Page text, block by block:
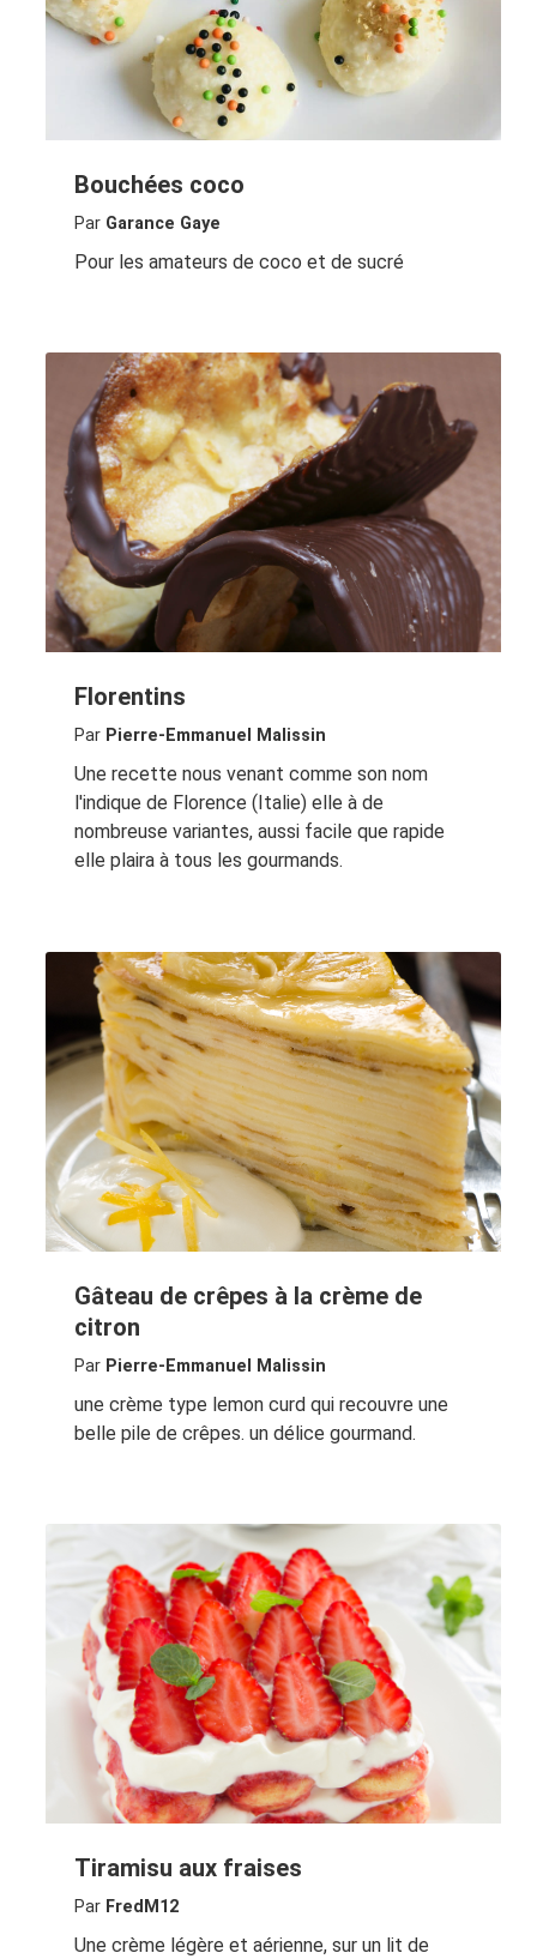
Bouchées coco
Par Garance Gaye
Pour les amateurs de coco et de sucré
Florentins
Par Pierre-Emmanuel Malissin
Une recette nous venant comme son nom
l'indique de Florence (Italie) elle à de
nombreuse variantes, aussi facile que rapide
elle plaira à tous les gourmands.
Gâteau de crêpes à la crème de
citron
Par Pierre-Emmanuel Malissin
une crème type lemon curd qui recouvre une
belle pile de crêpes. un délice gourmand.
Tiramisu aux fraises
Par FredM12
Une crème légère et aérienne, sur un lit de